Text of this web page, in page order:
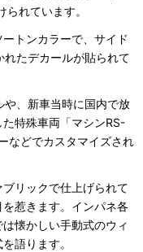
れています。
トンカラーで、サイド
れたデカールが貼られて
、新車当時に国内で放
特殊車両「マシンRS-
などでカスタマイズされ
リックで仕上げられて
惹きます。インパネ各
懐かしい手動式のウィ
語ります。